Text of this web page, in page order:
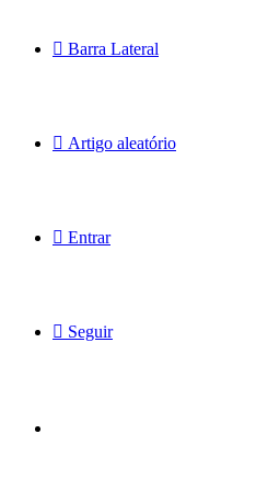
Barra Lateral
Artigo aleatório
Entrar
Seguir